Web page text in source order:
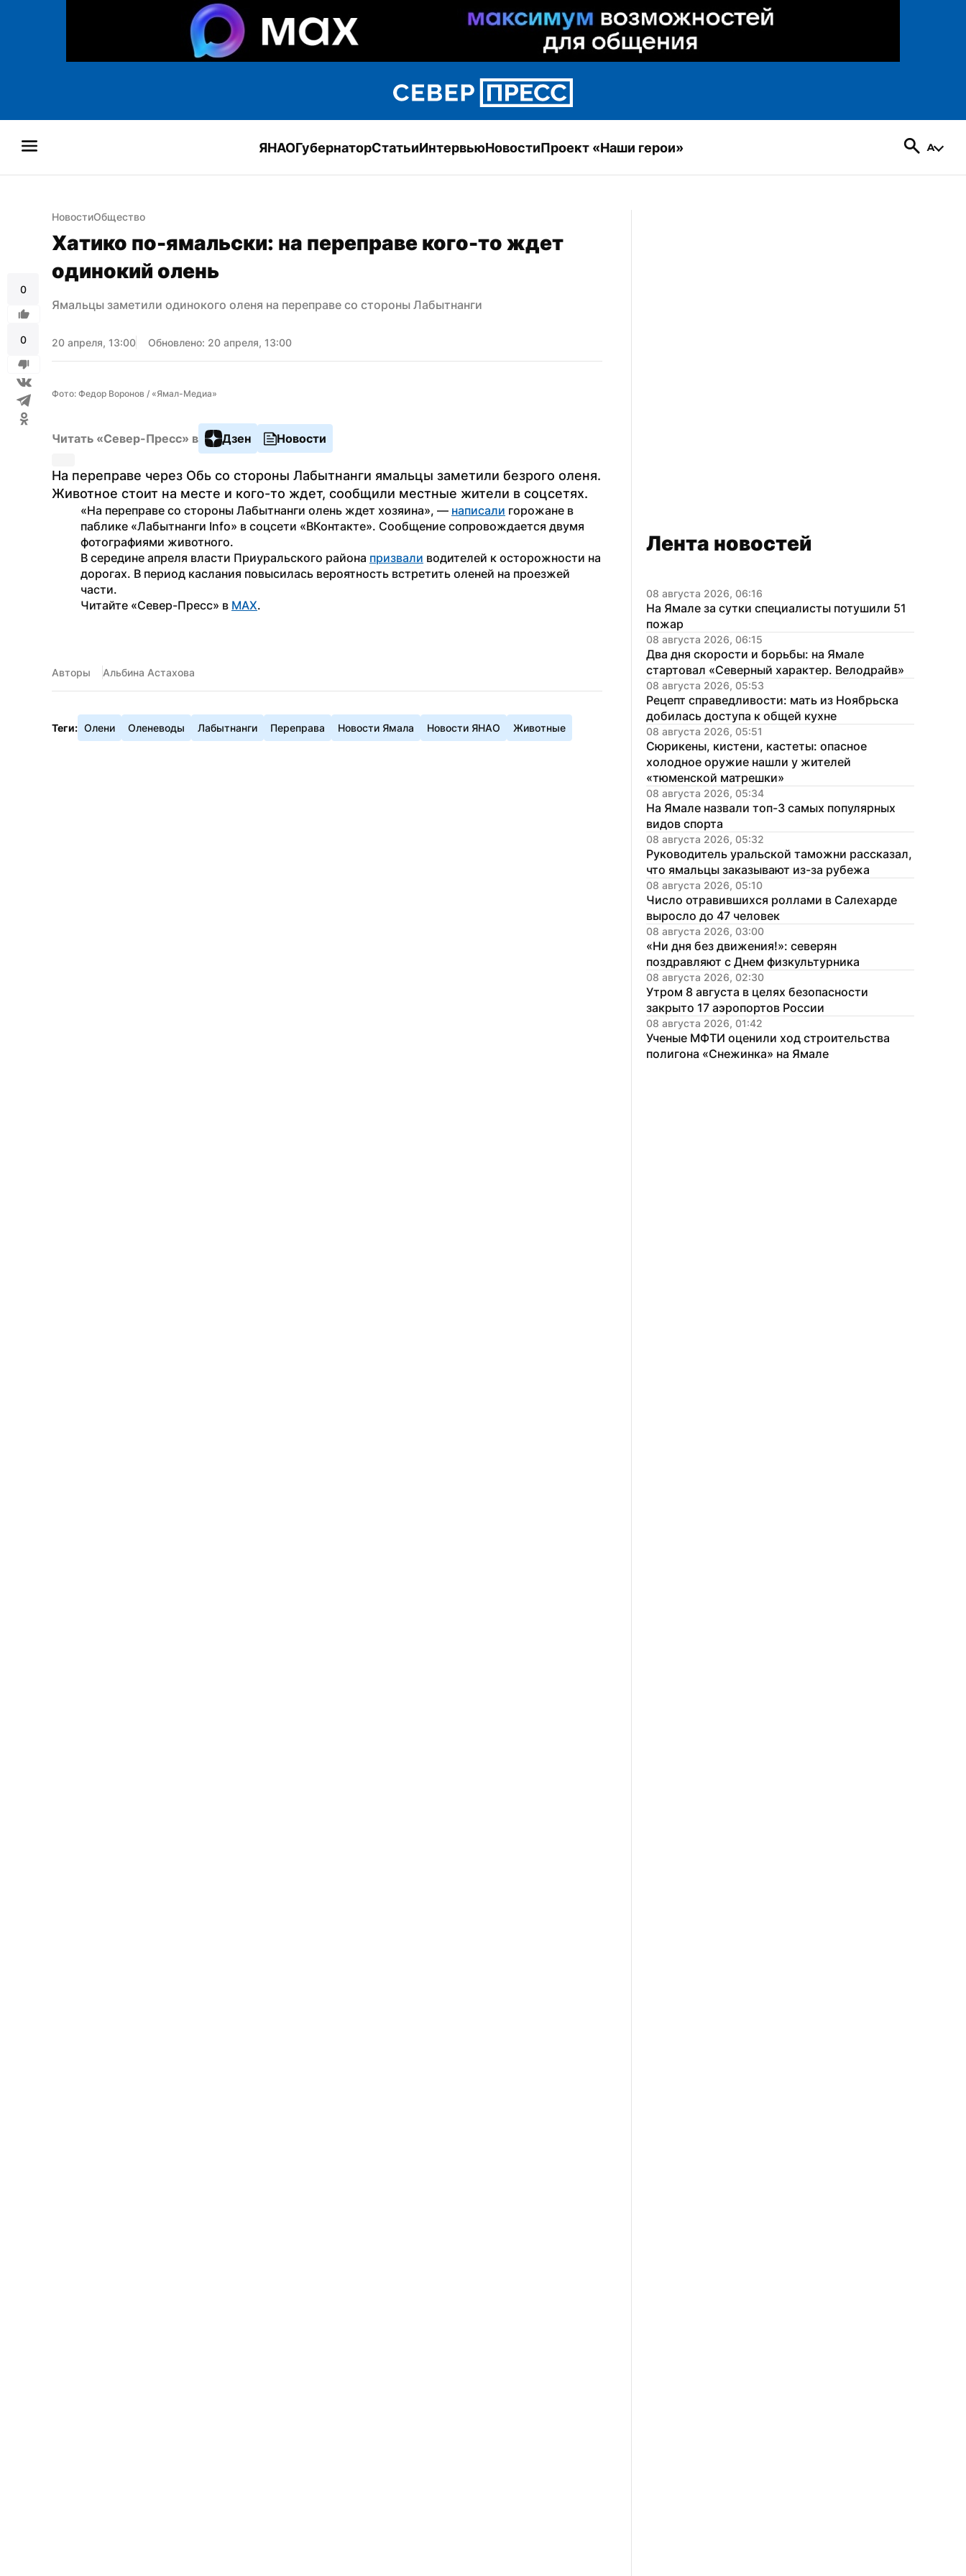
ЯНАОГубернаторСтатьиИнтервьюНовостиПроект «Наши герои»
0
0
НовостиОбщество
Хатико по-ямальски: на переправе кого-то ждет
одинокий олень
Ямальцы заметили одинокого оленя на переправе со стороны Лабытнанги
20 апреля, 13:00 Обновлено: 20 апреля, 13:00
Фото: Федор Воронов / «Ямал-Медиа»
Читать «Север-Пресс» в Дзен Новости
На переправе через Обь со стороны Лабытнанги ямальцы заметили безрого оленя.
Животное стоит на месте и кого-то ждет, сообщили местные жители в соцсетях.
«На переправе со стороны Лабытнанги олень ждет хозяина», — написали горожане в
паблике «Лабытнанги Info» в соцсети «ВКонтакте». Сообщение сопровождается двумя
фотографиями животного.
В середине апреля власти Приуральского района призвали водителей к осторожности на
дорогах. В период каслания повысилась вероятность встретить оленей на проезжей
части.
Читайте «Север-Пресс» в MAX.
Авторы Альбина Астахова
Теги: Олени Оленеводы Лабытнанги Переправа Новости Ямала Новости ЯНАО Животные
Лента новостей
08 августа 2026, 06:16
На Ямале за сутки специалисты потушили 51
пожар
08 августа 2026, 06:15
Два дня скорости и борьбы: на Ямале
стартовал «Северный характер. Велодрайв»
08 августа 2026, 05:53
Рецепт справедливости: мать из Ноябрьска
добилась доступа к общей кухне
08 августа 2026, 05:51
Сюрикены, кистени, кастеты: опасное
холодное оружие нашли у жителей
«тюменской матрешки»
08 августа 2026, 05:34
На Ямале назвали топ-3 самых популярных
видов спорта
08 августа 2026, 05:32
Руководитель уральской таможни рассказал,
что ямальцы заказывают из-за рубежа
08 августа 2026, 05:10
Число отравившихся роллами в Салехарде
выросло до 47 человек
08 августа 2026, 03:00
«Ни дня без движения!»: северян
поздравляют с Днем физкультурника
08 августа 2026, 02:30
Утром 8 августа в целях безопасности
закрыто 17 аэропортов России
08 августа 2026, 01:42
Ученые МФТИ оценили ход строительства
полигона «Снежинка» на Ямале